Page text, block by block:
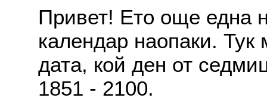
Привет! Ето още една
календар наопаки.
дата, кой ден от
1851 - 2100.